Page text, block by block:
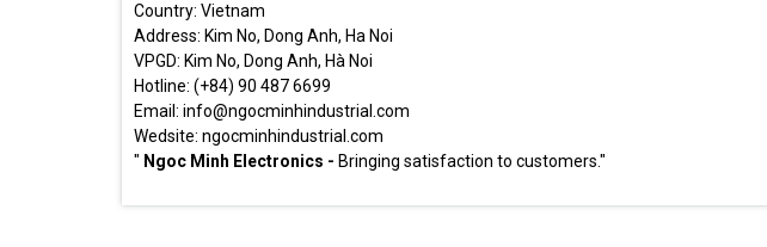
Country: Vietnam
Address: Kim No, Dong Anh, Ha Noi
VPGD: Kim No, Dong Anh, Hà Noi
Hotline: (+84) 90 487 6699
Email: info@ngocminhindustrial.com
Wedsite: ngocminhindustrial.com
" Ngoc Minh Electronics - Bringing satisfaction to customers."